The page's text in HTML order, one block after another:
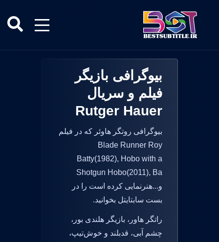
بیوگرافی بازیگر
فیلم و سریال
Rutger Hauer
بیوگرافی روتگر هاوئر که در فیلم
Blade Runner Roy
Batty(1982), Hobo with a
Shotgun Hobo(2011), Ba
و...هنرنمایی کرده است را در
بست سابتایتل بخوانید.
راتگر هاور، بازیگر هلندی بور،
چشم آبی، قدبلند و خوش‌تیپ،